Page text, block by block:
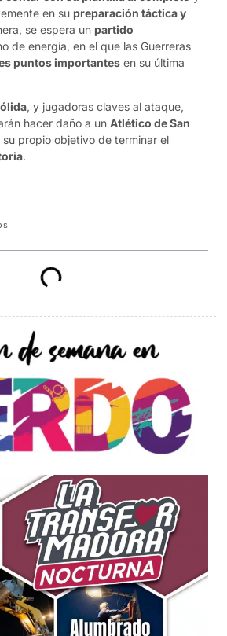
en su preparación táctica y
se espera un partido
de energía, en el que las Guerreras
puntos importantes en su última
, y jugadoras claves al ataque,
hacer daño a un Atlético de San
propio objetivo de terminar el
.